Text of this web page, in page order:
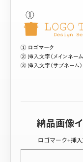
納品画像
ロゴマーク+挿